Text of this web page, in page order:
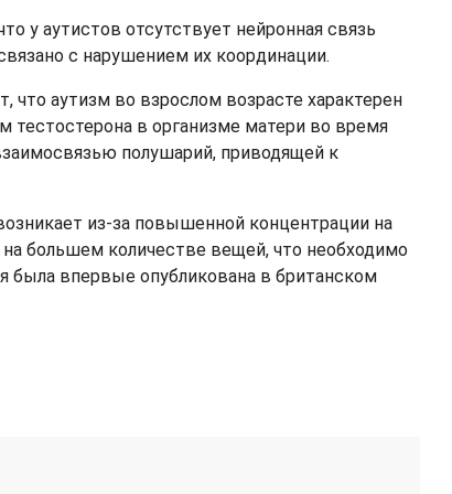
у аутистов отсутствует нейронная связь
с нарушением их координации.
что аутизм во взрослом возрасте характерен
в организме матери во время
полушарий, приводящей к
из-за повышенной концентрации на
большем количестве вещей, что необходимо
была впервые опубликована в британском